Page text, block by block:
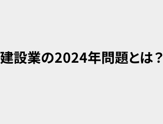
建設業の2024年問題とは？